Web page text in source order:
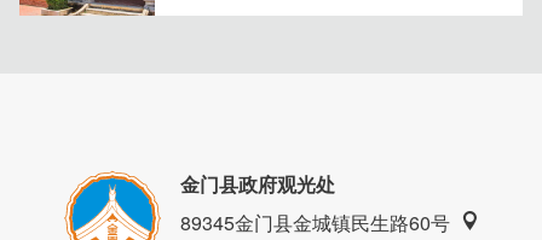
金门县政府观光处
89345金门县金城镇民生路60号